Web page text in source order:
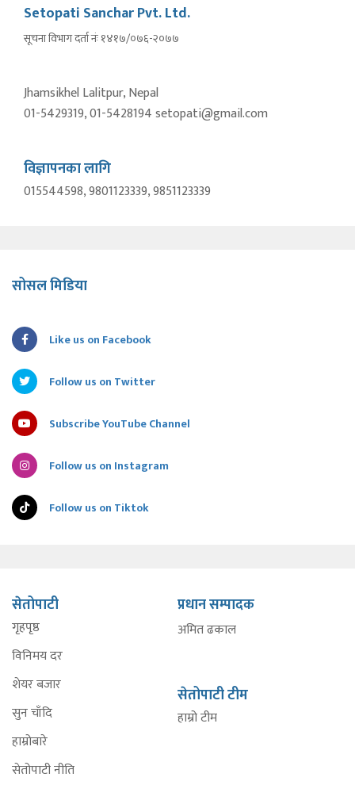
Setopati Sanchar Pvt. Ltd.
सूचना विभाग दर्ता नंः १४१७/०७६-२०७७
Jhamsikhel Lalitpur, Nepal
01-5429319, 01-5428194 setopati@gmail.com
विज्ञापनका लागि
015544598, 9801123339, 9851123339
सोसल मिडिया
Like us on Facebook
Follow us on Twitter
Subscribe YouTube Channel
Follow us on Instagram
Follow us on Tiktok
सेतोपाटी
गृहपृष्ठ
विनिमय दर
शेयर बजार
सुन चाँदि
हाम्रोबारे
सेतोपाटी नीति
प्रधान सम्पादक
अमित ढकाल
सेतोपाटी टीम
हाम्रो टीम